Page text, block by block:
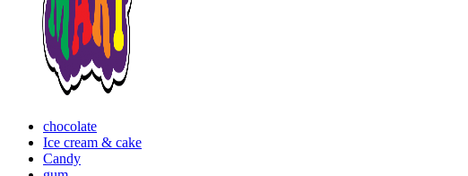
chocolate
Ice cream & cake
Candy